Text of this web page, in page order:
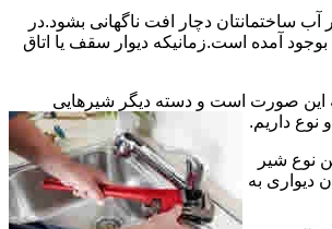
ساختمانتان دچار افت ناگهانی بشود.در
آمده است.زمانیکه دیوار سقف یا اتاق
این صورت است و دسته دیگر شیرهایی
داریم.
نوع شیر
دیواری به